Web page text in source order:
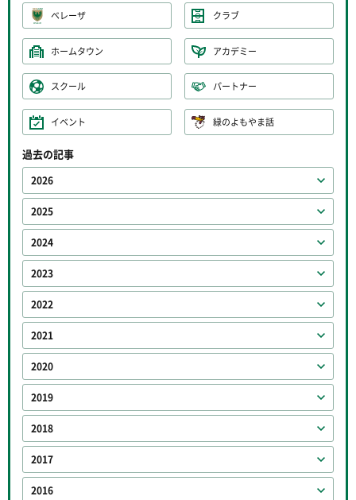
ベレーザ クラブ
ホームタウン アカデミー
スクール パートナー
イベント 緑のよもやま話
過去の記事
2026
2025
2024
2023
2022
2021
2020
2019
2018
2017
2016